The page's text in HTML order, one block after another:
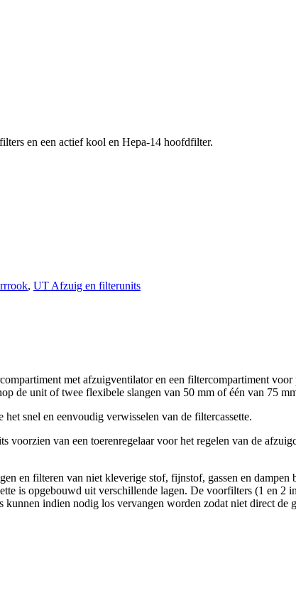
en een actief kool en Hepa-14 hoofdfilter.
, UT Afzuig en filterunits
met afzuigventilator en een filtercompartiment voor
de unit of twee flexibele slangen van 50 mm of één van 75
snel en eenvoudig verwisselen van de filtercassette.
van een toerenregelaar voor het regelen van de
en filteren van niet kleverige stof, fijnstof, gassen en dampen
is opgebouwd uit verschillende lagen. De voorfilters (1 en 2
indien nodig los vervangen worden zodat niet direct de